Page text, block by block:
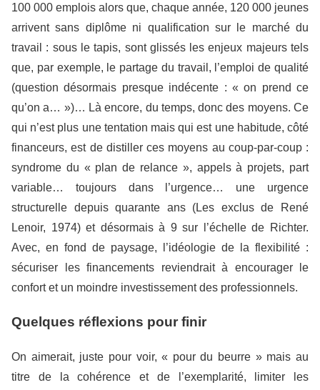
100 000 emplois alors que, chaque année, 120 000 jeunes
arrivent sans diplôme ni qualification sur le marché du
travail : sous le tapis, sont glissés les enjeux majeurs tels
que, par exemple, le partage du travail, l’emploi de qualité
(question désormais presque indécente : « on prend ce
qu’on a… »)… Là encore, du temps, donc des moyens. Ce
qui n’est plus une tentation mais qui est une habitude, côté
financeurs, est de distiller ces moyens au coup-par-coup :
syndrome du « plan de relance », appels à projets, part
variable… toujours dans l’urgence… une urgence
structurelle depuis quarante ans (Les exclus de René
Lenoir, 1974) et désormais à 9 sur l’échelle de Richter.
Avec, en fond de paysage, l’idéologie de la flexibilité :
sécuriser les financements reviendrait à encourager le
confort et un moindre investissement des professionnels.
Quelques réflexions pour finir
On aimerait, juste pour voir, « pour du beurre » mais au
titre de la cohérence et de l’exemplarité, limiter les